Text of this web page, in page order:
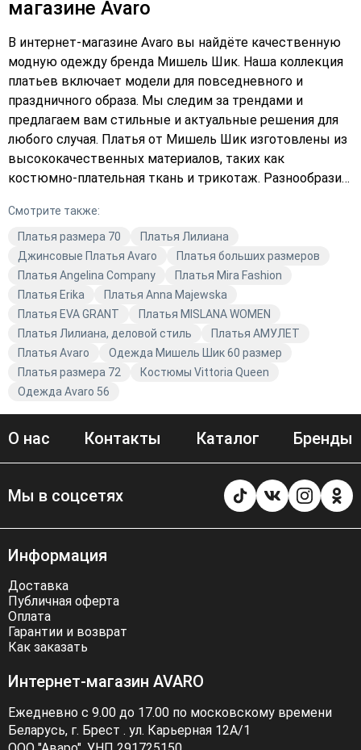
магазине Avaro
В интернет-магазине Avaro вы найдёте качественную
модную одежду бренда Мишель Шик. Наша коллекция
платьев включает модели для повседневного и
праздничного образа. Мы следим за трендами и
предлагаем вам стильные и актуальные решения для
любого случая. Платья от Мишель Шик изготовлены из
высококачественных материалов, таких как
костюмно-плательная ткань и трикотаж. Разнообразие
каждой женщине подобрать идеальный наряд.
Независимо от того, ищете ли вы элегантное платье
для офиса или яркое для вечеринки, в нашем каталоге
вы найдёте то, что подчеркнёт вашу
индивидуальность. Бренд Мишель Шик известен
своим вниманием к деталям и безупречным
качеством. Наши платья не только красивы, но и
комфортны в носке. Мы используем только лучшие
материалы и следим за каждым этапом производства,
чтобы обеспечить вам максимальный комфорт и
удовольствие от ношения нашей одежды. Платья от
Мишель Шик — это не просто одежда, это заявление о
вашем стиле и индивидуальности. Вы можете создать
неповторимый образ, сочетая платье с аксессуарами и
верхней одеждой из нашего ассортимента.
Смотрите также:
Платья размера 70
Платья Лилиана
Джинсовые Платья Avaro
Платья больших размеров
Платья Angelina Company
Платья Mira Fashion
Платья Erika
Платья Anna Majewska
Платья EVA GRANT
Платья MISLANA WOMEN
Платья Лилиана, деловой стиль
Платья АМУЛЕТ
Платья Avaro
Одежда Мишель Шик 60 размер
Платья размера 72
Костюмы Vittoria Queen
Одежда Avaro 56
О нас Контакты Каталог Бренды
Мы в соцсетях
Информация
Доставка
Публичная оферта
Оплата
Гарантии и возврат
Как заказать
Интернет-магазин AVARO
Ежедневно с 9.00 до 17.00 по московскому времени
Беларусь, г. Брест . ул. Карьерная 12А/1